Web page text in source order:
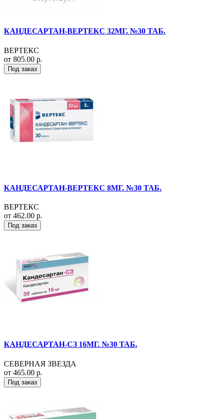
КАНДЕСАРТАН-ВЕРТЕКС 32МГ. №30 ТАБ.
ВЕРТЕКС
от 805.00 р.
Под заказ
КАНДЕСАРТАН-ВЕРТЕКС 8МГ. №30 ТАБ.
ВЕРТЕКС
от 462.00 р.
Под заказ
КАНДЕСАРТАН-СЗ 16МГ. №30 ТАБ.
СЕВЕРНАЯ ЗВЕЗДА
от 465.00 р.
Под заказ